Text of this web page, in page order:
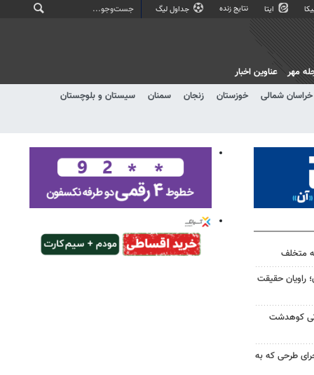
ایتا نتایج زنده جداول لیگ
خراسان شمالی خوزستان زنجان سمنان
سیستان و بلوچستان
مهر عناوین اخبار
راویان حقیقت
کوهدشت
طرحی که به